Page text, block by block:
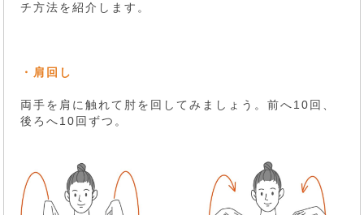
チ方法を紹介します。
・肩回し
両手を肩に触れて肘を回してみましょう。前へ10回、
後ろへ10回ずつ。